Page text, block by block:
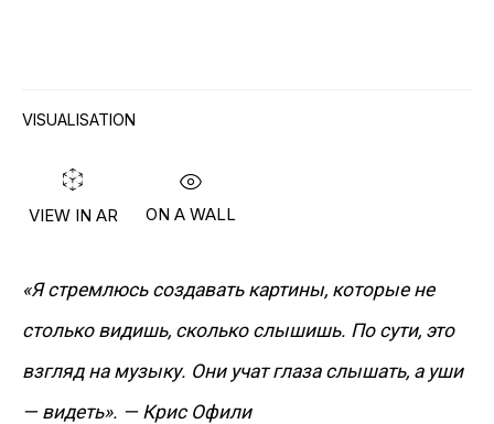
ИНФОРМАЦИЯ
О Галерее
Связаться с нами
VISUALISATION
VIEW IN AR ON A WALL
«Я стремлюсь создавать картины, которые не
столько видишь, сколько слышишь. По сути, это
взгляд на музыку. Они учат глаза слышать, а уши
— видеть». — Крис Офили